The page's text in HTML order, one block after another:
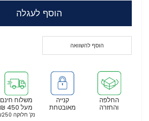
הוסף לעגלה
הוסף להשוואה
משלוח חינם
מעל 450 ₪
נק’ חלוקה ₪250
קנייה
מאובטחת
החלפה
והחזרה